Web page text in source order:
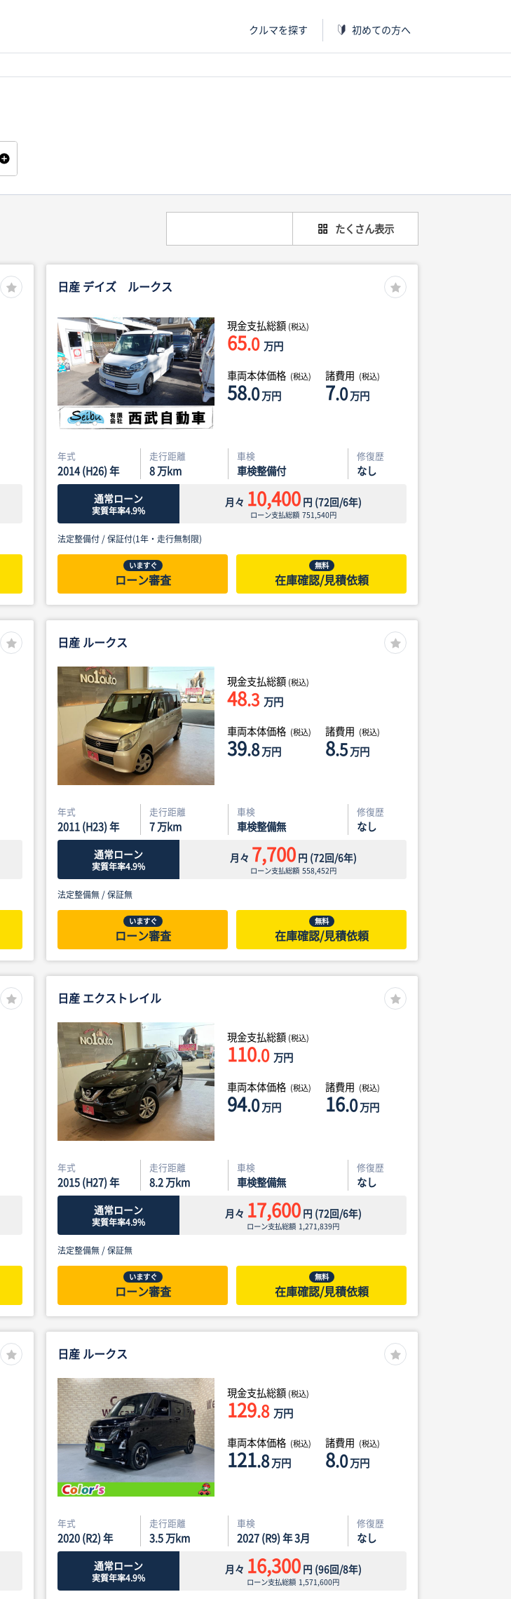
クルマを探す 初めての方へ
たくさん表示
日産 デイズ ルークス
現金支払総額 (税込)
65.0 万円
車両本体価格 (税込)
58.0万円
諸費用 (税込)
7.0万円
年式
2014 (H26) 年
走行距離
8万km
車検
車検整備付
修復歴
なし
通常ローン
実質年率4.9%
月々 10,400円 (72回/6年)
ローン支払総額 751,540円
法定整備付 /保証付(1年・走行無制限)
いますぐ
ローン審査
無料
在庫確認/見積依頼
日産 ルークス
現金支払総額 (税込)
48.3 万円
車両本体価格 (税込)
39.8万円
諸費用 (税込)
8.5万円
年式
2011 (H23) 年
走行距離
7万km
車検
車検整備無
修復歴
なし
通常ローン
実質年率4.9%
月々 7,700円 (72回/6年)
ローン支払総額 558,452円
法定整備無 /保証無
いますぐ
ローン審査
無料
在庫確認/見積依頼
日産 エクストレイル
現金支払総額 (税込)
110.0 万円
車両本体価格 (税込)
94.0万円
諸費用 (税込)
16.0万円
年式
2015 (H27) 年
走行距離
8.2万km
車検
車検整備無
修復歴
なし
通常ローン
実質年率4.9%
月々 17,600円 (72回/6年)
ローン支払総額 1,271,839円
法定整備無 /保証無
いますぐ
ローン審査
無料
在庫確認/見積依頼
日産 ルークス
現金支払総額 (税込)
129.8 万円
車両本体価格 (税込)
121.8万円
諸費用 (税込)
8.0万円
年式
2020 (R2) 年
走行距離
3.5万km
車検
2027 (R9) 年 3月
修復歴
なし
通常ローン
実質年率4.9%
月々 16,300円 (96回/8年)
ローン支払総額 1,571,600円